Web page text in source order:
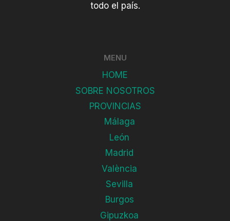
todo el país.
MENU
HOME
SOBRE NOSOTROS
PROVINCIAS
Málaga
León
Madrid
València
Sevilla
Burgos
Gipuzkoa